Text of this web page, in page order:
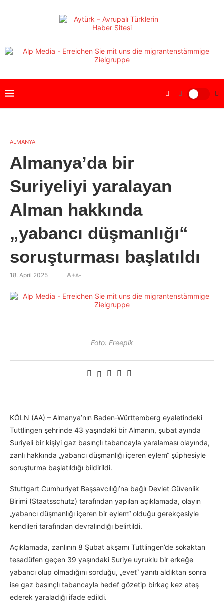
ALMANYA
Almanya’da bir
Suriyeliyi yaralayan
Alman hakkında
„yabancı düşmanlığı“
soruşturması başlatıldı
18. April 2025 A+A-
Foto: Freepik
KÖLN (AA) – Almanya’nın Baden-Württemberg eyaletindeki
Tuttlingen şehrinde 43 yaşındaki bir Almanın, şubat ayında
Suriyeli bir kişiyi gaz basınçlı tabancayla yaralaması olayında,
zanlı hakkında „yabancı düşmanlığı içeren eylem“ şüphesiyle
soruşturma başlatıldığı bildirildi.
Stuttgart Cumhuriyet Başsavcılığı’na bağlı Devlet Güvenlik
Birimi (Staatsschutz) tarafından yapılan açıklamada, olayın
„yabancı düşmanlığı içeren bir eylem“ olduğu gerekçesiyle
kendileri tarafından devralındığı belirtildi.
Açıklamada, zanlının 8 Şubat akşamı Tuttlingen’de sokaktan
tesadüfen geçen 39 yaşındaki Suriye uyruklu bir erkeğe
yabancı olup olmadığını sorduğu, „evet“ yanıtı aldıktan sonra
ise gaz basınçlı tabancayla hedef gözetip birkaç kez ateş
ederek yaraladığı ifade edildi.